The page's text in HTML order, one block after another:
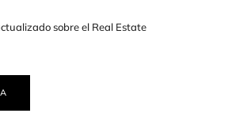
sobre el Real Estate